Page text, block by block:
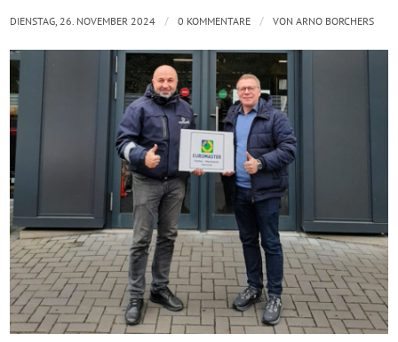
DIENSTAG, 26. NOVEMBER 2024 / 0 KOMMENTARE / VONARNO BORCHERS